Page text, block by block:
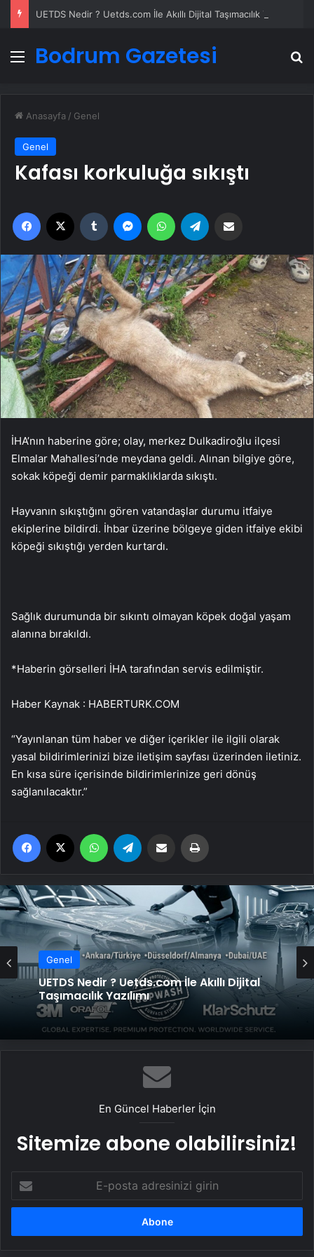
Menü
Bodrum Gazetesi
Anasayfa / Genel
Genel
Kafası korkuluğa sıkıştı
Facebook Tumblr MessengerWhatsApp
İHA’nın haberine göre; olay, merkez Dulkadiroğlu ilçesi
Elmalar Mahallesi’nde meydana geldi. Alınan bilgiye göre,
sokak köpeği demir parmaklıklarda sıkıştı.
Hayvanın sıkıştığını gören vatandaşlar durumu itfaiye
ekiplerine bildirdi. İhbar üzerine bölgeye giden itfaiye ekibi
köpeği sıkıştığı yerden kurtardı.
Sağlık durumunda bir sıkıntı olmayan köpek doğal yaşam
alanına bırakıldı.
*Haberin görselleri İHA tarafından servis edilmiştir.
Haber Kaynak : HABERTURK.COM
“Yayınlanan tüm haber ve diğer içerikler ile ilgili olarak
yasal bildirimlerinizi bize iletişim sayfası üzerinden iletiniz.
En kısa süre içerisinde bildirimlerinize geri dönüş
sağlanılacaktır.”
Facebook WhatsApp Email'den paylaş
Genel
UETDS Nedir ? Uetds.com İle Akıllı Dijital
Taşımacılık Yazılımı
En Güncel Haberler İçin
Sitemize abone olabilirsiniz!
posta
adresinizi